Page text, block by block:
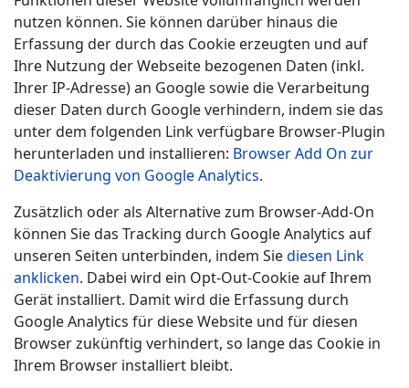
nutzen können. Sie können darüber hinaus die
Erfassung der durch das Cookie erzeugten und auf
Ihre Nutzung der Webseite bezogenen Daten (inkl.
Ihrer IP-Adresse) an Google sowie die Verarbeitung
dieser Daten durch Google verhindern, indem sie das
unter dem folgenden Link verfügbare Browser-Plugin
herunterladen und installieren: Browser Add On zur
Deaktivierung von Google Analytics.
Zusätzlich oder als Alternative zum Browser-Add-On
können Sie das Tracking durch Google Analytics auf
unseren Seiten unterbinden, indem Siediesen Link
anklicken. Dabei wird ein Opt-Out-Cookie auf Ihrem
Gerät installiert. Damit wird die Erfassung durch
Google Analytics für diese Website und für diesen
Browser zukünftig verhindert, so lange das Cookie in
Ihrem Browser installiert bleibt.